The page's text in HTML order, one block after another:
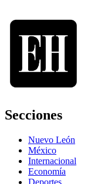
Secciones
Nuevo León
México
Internacional
Economía
Deportes